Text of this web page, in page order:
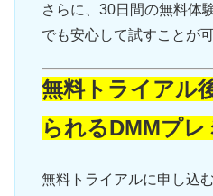
さらに、30日間の無料体
でも安心して試すことが可
無料トライアル
られるDMMプレ
無料トライアルに申し込む